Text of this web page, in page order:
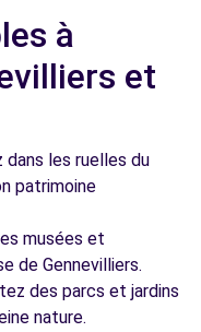
à
et
dans les ruelles du
patrimoine
musées et
de Gennevilliers.
des parcs et jardins
nature.